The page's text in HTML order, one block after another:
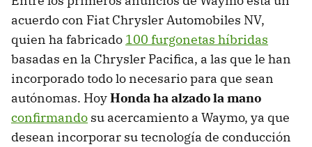
acuerdo con Fiat Chrysler Automobiles NV,
quien ha fabricado 100 furgonetas híbridas
basadas en la Chrysler Pacifica, a las que le han
incorporado todo lo necesario para que sean
autónomas. HoyHonda ha alzado la mano
confirmando su acercamiento a Waymo, ya que
desean incorporar su tecnología de conducción